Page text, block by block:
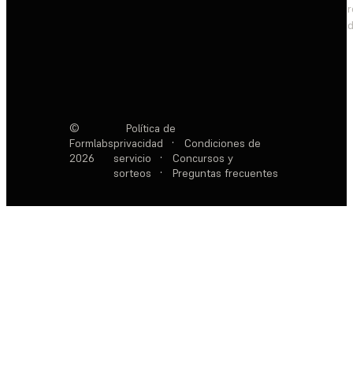
©
Formlabs
2026
Política de
privacidad
·
Condiciones de
servicio
·
Concursos y
sorteos
· Preguntas frecuentes